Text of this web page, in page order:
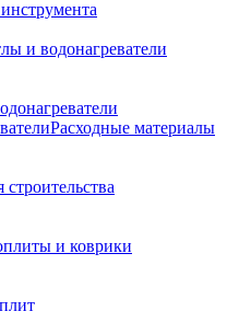
Расходные материалы
и коврики